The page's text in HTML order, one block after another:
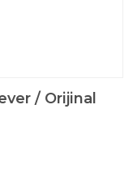
/ Orijinal